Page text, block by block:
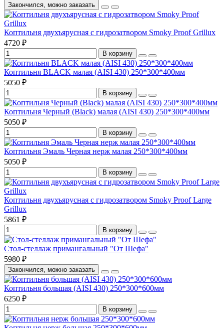
Закончился, можно заказать
Коптильня двухъярусная с гидрозатвором Smoky Proof Grillux
4720 ₽
В корзину
Коптильня BLACK малая (AISI 430) 250*300*400мм
5050 ₽
В корзину
Коптильня Черный (Black) малая (AISI 430) 250*300*400мм
5050 ₽
В корзину
Коптильня Эмаль Черная нерж малая 250*300*400мм
5050 ₽
В корзину
Коптильня двухъярусная с гидрозатвором Smoky Proof Large
Grillux
5861 ₽
В корзину
Стол-стеллаж примангальный "От Шефа"
5980 ₽
Закончился, можно заказать
Коптильня большая (AISI 430) 250*300*600мм
6250 ₽
В корзину